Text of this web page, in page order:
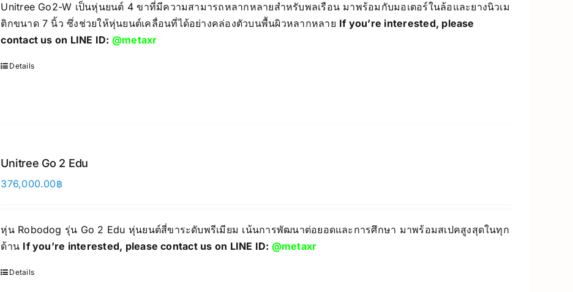
Unitree Go2-W เป็นหุ่นยนต์ 4 ขาที่มีความสามารถหลากหลายสำหรับพลเรือน มาพร้อมกับมอเตอร์ในล้อและยางนิวเม
ติกขนาด 7 นิ้ว ซึ่งช่วยให้หุ่นยนต์เคลื่อนที่ได้อย่างคล่องตัวบนพื้นผิวหลากหลาย If you’re interested, please
contact us on LINE ID: @metaxr
Details
Unitree Go 2 Edu
376,000.00฿
หุ่น Robodog รุ่น Go 2 Edu หุ่นยนต์สี่ขาระดับพรีเมียม เน้นการพัฒนาต่อยอดและการศึกษา มาพร้อมสเปคสูงสุดในทุก
ด้าน If you’re interested, please contact us on LINE ID: @metaxr
Details